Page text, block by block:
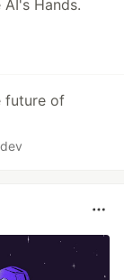
Hands.
future of